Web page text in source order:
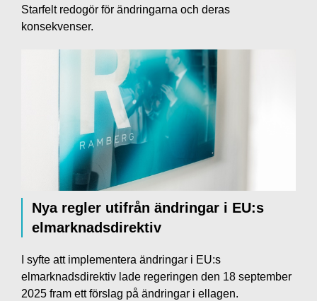
Starfelt redogör för ändringarna och deras
konsekvenser.
Nya regler utifrån ändringar i EU:s
elmarknadsdirektiv
I syfte att implementera ändringar i EU:s
elmarknadsdirektiv lade regeringen den 18 september
2025 fram ett förslag på ändringar i ellagen.